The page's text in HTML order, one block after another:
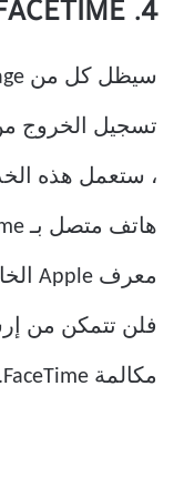
4. IMESSAGE AND FACETIME
سيظل كل من iMessage و
، ستعمل هذه
مكالمة FaceTime.